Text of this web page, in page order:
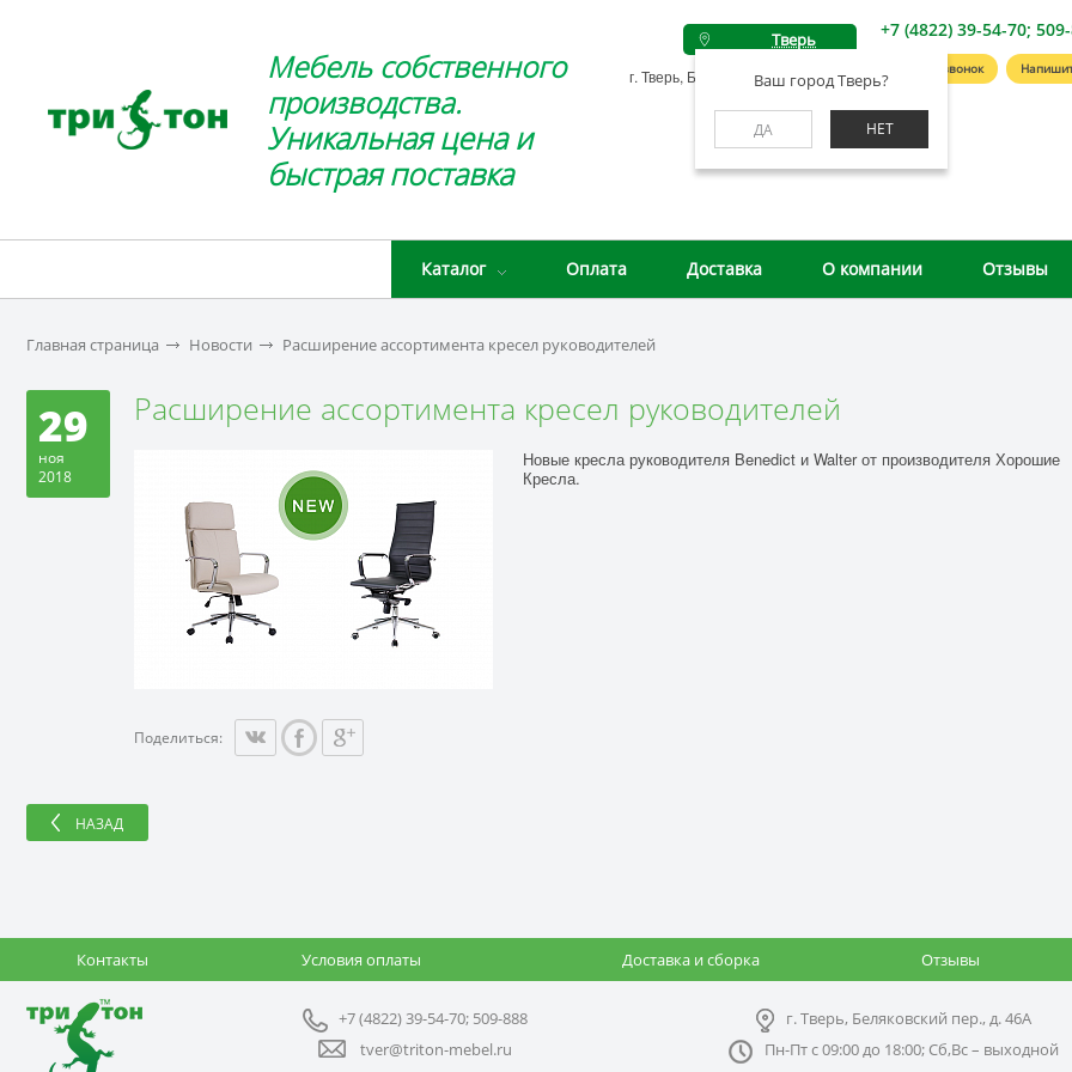
Мебель собственного
производства.
Уникальная цена и
быстрая поставка
Тверь
Ваш город Тверь?
ДА НЕТ
г. Тверь, Беляковский пер., д. 46А
+7 (4822) 39-54-70;
Заказать звонок
Каталог Оплата Доставка О компании Отзывы
Главная страница Новости Расширение ассортимента кресел руководителей
29
ноя
2018
Расширение ассортимента кресел руководителей
Новые кресла руководителя Benedict и Walter от производителя Хорошие
Кресла.
Поделиться:
НАЗАД
Контакты Условия оплаты Доставка и сборка Отзывы
+7 (4822) 39-54-70; 509-888
г. Тверь, Беляковский пер., д. 46А
tver@triton-mebel.ru
Пн-Пт с 09:00 до 18:00; Сб,Вс – выходной